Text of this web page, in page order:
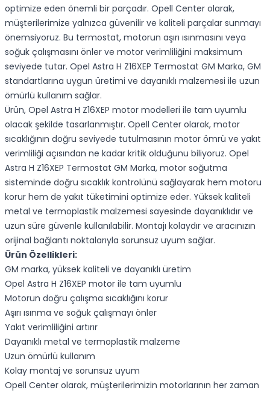
optimize eden önemli bir parçadır. Opell Center olarak,
müşterilerimize yalnızca güvenilir ve kaliteli parçalar sunmayı
önemsiyoruz. Bu termostat, motorun aşırı ısınmasını veya
soğuk çalışmasını önler ve motor verimliliğini maksimum
seviyede tutar. Opel Astra H Z16XEP Termostat GM Marka, GM
standartlarına uygun üretimi ve dayanıklı malzemesi ile uzun
ömürlü kullanım sağlar.
Ürün, Opel Astra H Z16XEP motor modelleri ile tam uyumlu
olacak şekilde tasarlanmıştır. Opell Center olarak, motor
sıcaklığının doğru seviyede tutulmasının motor ömrü ve yakıt
verimliliği açısından ne kadar kritik olduğunu biliyoruz. Opel
Astra H Z16XEP Termostat GM Marka, motor soğutma
sisteminde doğru sıcaklık kontrolünü sağlayarak hem motoru
korur hem de yakıt tüketimini optimize eder. Yüksek kaliteli
metal ve termoplastik malzemesi sayesinde dayanıklıdır ve
uzun süre güvenle kullanılabilir. Montajı kolaydır ve aracınızın
orijinal bağlantı noktalarıyla sorunsuz uyum sağlar.
Ürün Özellikleri:
GM marka, yüksek kaliteli ve dayanıklı üretim
Opel Astra H Z16XEP motor ile tam uyumlu
Motorun doğru çalışma sıcaklığını korur
Aşırı ısınma ve soğuk çalışmayı önler
Yakıt verimliliğini artırır
Dayanıklı metal ve termoplastik malzeme
Uzun ömürlü kullanım
Kolay montaj ve sorunsuz uyum
Opell Center olarak, müşterilerimizin motorlarının her zaman